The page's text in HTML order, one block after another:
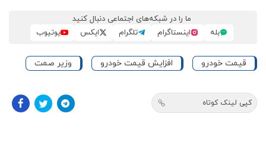
ما را در شبکه‌های اجتماعی دنبال کنید
بله
اینستاگرام تلگرام ایکس یوتیوب
قیمت خودرو افزایش قیمت خودرو وزیر صمت
کپی لینک کوتاه